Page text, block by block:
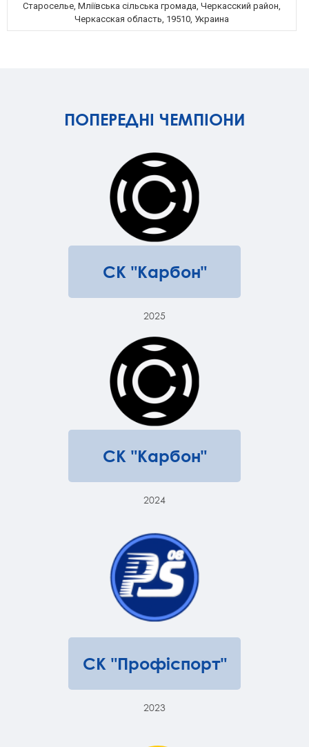
Староселье, Мліївська сільська громада, Черкасский район,
Черкасская область, 19510, Украина
ПОПЕРЕДНІ ЧЕМПІОНИ
СК "Карбон"
2025
СК "Карбон"
2024
СК "Профіспорт"
2023